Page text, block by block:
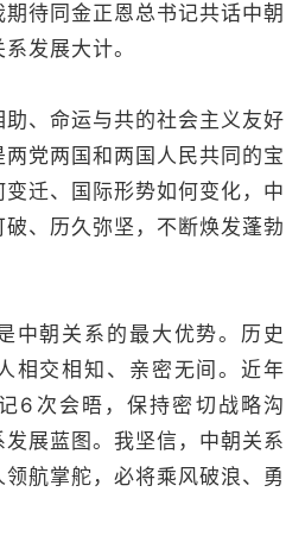
待同金正恩总书记共话中朝
发展大计。
、命运与共的社会主义友好
党两国和两国人民共同的宝
迁、国际形势如何变化，中
、历久弥坚，不断焕发蓬勃
朝关系的最大优势。历史
相交相知、亲密无间。近年
6次会晤，保持密切战略沟
展蓝图。我坚信，中朝关系
航掌舵，必将乘风破浪、勇